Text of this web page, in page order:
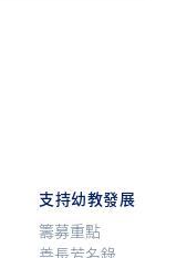
支持幼教發展
籌募重點